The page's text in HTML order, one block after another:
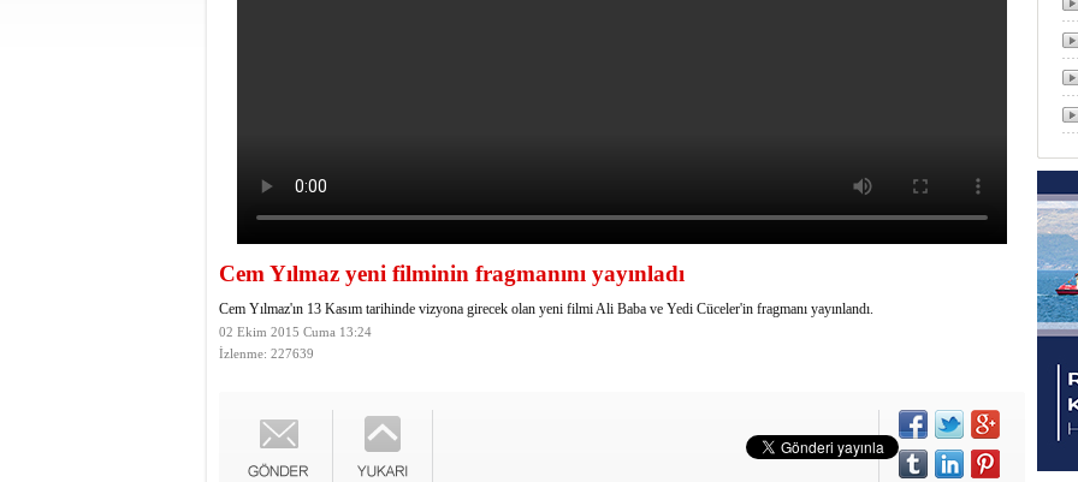
Cem Yılmaz yeni filminin fragmanını yayınladı
Cem Yılmaz'ın 13 Kasım tarihinde vizyona girecek olan yeni filmi Ali Baba ve Yedi Cüceler'in fragmanı yayınlandı.
02 Ekim 2015 Cuma 13:24
İzlenme: 227639